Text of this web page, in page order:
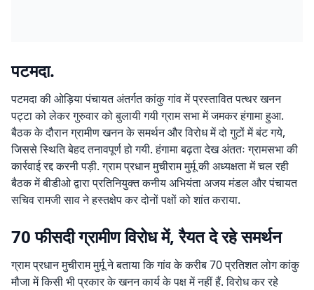
पटमदा.
पटमदा की ओड़िया पंचायत अंतर्गत कांकु गांव में प्रस्तावित पत्थर खनन
पट्टा को लेकर गुरुवार को बुलायी गयी ग्राम सभा में जमकर हंगामा हुआ.
बैठक के दौरान ग्रामीण खनन के समर्थन और विरोध में दो गुटों में बंट गये,
जिससे स्थिति बेहद तनावपूर्ण हो गयी. हंगामा बढ़ता देख अंततः ग्रामसभा की
कार्रवाई रद्द करनी पड़ी. ग्राम प्रधान मुचीराम मुर्मू की अध्यक्षता में चल रही
बैठक में बीडीओ द्वारा प्रतिनियुक्त कनीय अभियंता अजय मंडल और पंचायत
सचिव रामजी साव ने हस्तक्षेप कर दोनों पक्षों को शांत कराया.
70 फीसदी ग्रामीण विरोध में, रैयत दे रहे समर्थन
ग्राम प्रधान मुचीराम मुर्मू ने बताया कि गांव के करीब 70 प्रतिशत लोग कांकु
मौजा में किसी भी प्रकार के खनन कार्य के पक्ष में नहीं हैं. विरोध कर रहे